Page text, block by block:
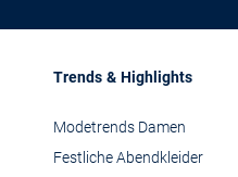
Trends & Highlights
Modetrends Damen
Festliche Abendkleider